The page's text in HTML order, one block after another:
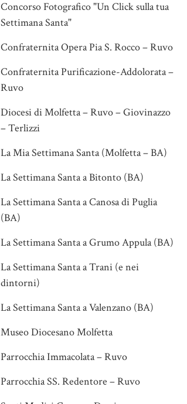
Concorso Fotografico "Un Click sulla tua
Settimana Santa"
Confraternita Opera Pia S. Rocco – Ruvo
Confraternita Purificazione-Addolorata –
Ruvo
Diocesi di Molfetta – Ruvo – Giovinazzo
– Terlizzi
La Mia Settimana Santa (Molfetta – BA)
La Settimana Santa a Bitonto (BA)
La Settimana Santa a Canosa di Puglia
(BA)
La Settimana Santa a Grumo Appula (BA)
La Settimana Santa a Trani (e nei
dintorni)
La Settimana Santa a Valenzano (BA)
Museo Diocesano Molfetta
Parrocchia Immacolata – Ruvo
Parrocchia SS. Redentore – Ruvo